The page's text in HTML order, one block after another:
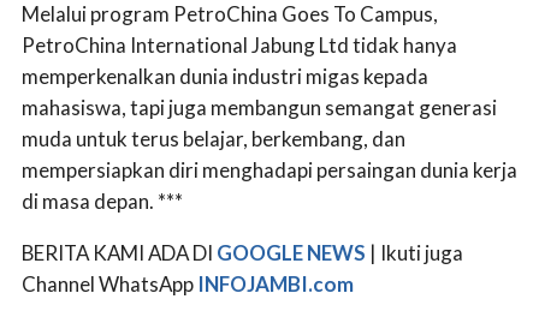
Melalui program PetroChina Goes To Campus,
PetroChina International Jabung Ltd tidak hanya
memperkenalkan dunia industri migas kepada
mahasiswa, tapi juga membangun semangat generasi
muda untuk terus belajar, berkembang, dan
mempersiapkan diri menghadapi persaingan dunia kerja
di masa depan. ***
BERITA KAMI ADA DI GOOGLE NEWS | Ikuti juga
Channel WhatsApp INFOJAMBI.com